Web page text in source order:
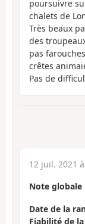
poursuivre
chalets de
Très beaux
des
pas
crêtes
Pas de
12 juil. 2021
Note globale
Date de la
Fiabilité de